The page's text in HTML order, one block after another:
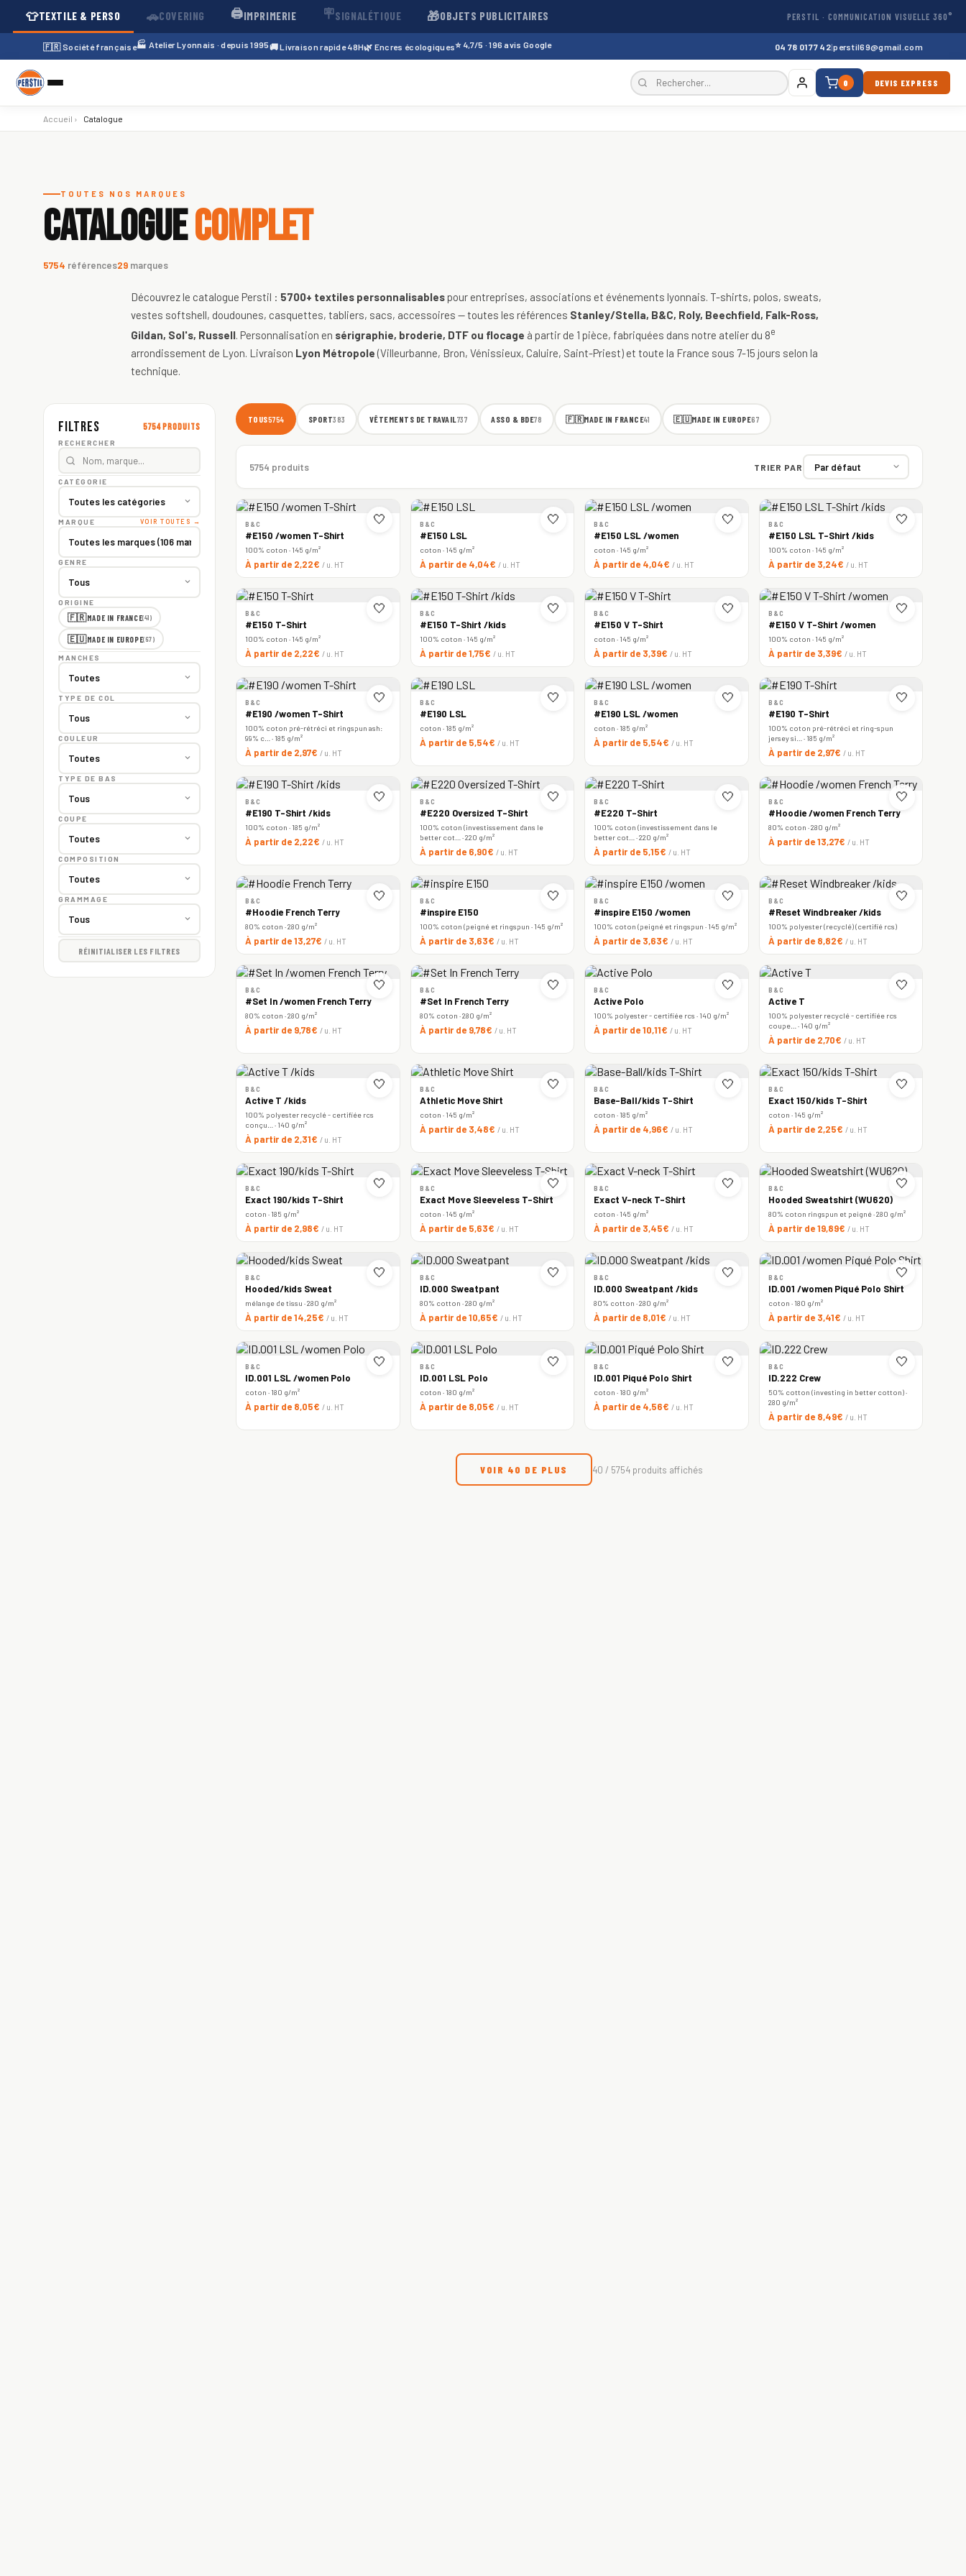
👕TEXTILE & PERSO 🚗COVERING 🖨️IMPRIMERIE 🪧SIGNALÉTIQUE 🎁OBJETS PUBLICITAIRES PERSTIL · COMMUNICATION VISUELLE 360°
🇫🇷 Société française🏭 Atelier Lyonnais · depuis 1995🚚 Livraison rapide 48H🌿 Encres écologiques⭐ 4,7/5 · 196 avis Google 04 78 01 77 42|perstil69@gmail.com
0 DEVIS EXPRESS
Accueil › Catalogue
TOUTES NOS MARQUES
CATALOGUECOMPLET
5754 références29 marques
Découvrez le catalogue Perstil : 5700+ textiles personnalisables pour entreprises, associations et événements lyonnais. T-shirts, polos, sweats,
vestes softshell, doudounes, casquettes, tabliers, sacs, accessoires — toutes les références Stanley/Stella, B&C, Roly, Beechfield, Falk-Ross,
Gildan, Sol's, Russell. Personnalisation en sérigraphie, broderie, DTF ou flocage à partir de 1 pièce, fabriquées dans notre atelier du 8e
arrondissement de Lyon. Livraison Lyon Métropole (Villeurbanne, Bron, Vénissieux, Caluire, Saint-Priest) et toute la France sous 7-15 jours selon la
technique.
Filtres 5754 produits
RECHERCHER
CATÉGORIE
MARQUE VOIR TOUTES →
GENRE
ORIGINE
🇫🇷MADE IN FRANCE(41)
🇪🇺MADE IN EUROPE(67)
MANCHES
TYPE DE COL
COULEUR
TYPE DE BAS
COUPE
COMPOSITION
GRAMMAGE
RÉINITIALISER LES FILTRES
TOUS5754 SPORT383 VÊTEMENTS DE TRAVAIL737 ASSO & BDE78 🇫🇷MADE IN FRANCE41 🇪🇺MADE IN EUROPE67
5754 produits TRIER PAR
🤍
B&C
#E150 /women T-Shirt
100% coton · 145 g/m²
À partir de 2,22€ / u. HT
🤍
B&C
#E150 LSL
coton · 145 g/m²
À partir de 4,04€ / u. HT
🤍
B&C
#E150 LSL /women
coton · 145 g/m²
À partir de 4,04€ / u. HT
🤍
B&C
#E150 LSL T-Shirt /kids
100% coton · 145 g/m²
À partir de 3,24€ / u. HT
🤍
B&C
#E150 T-Shirt
100% coton · 145 g/m²
À partir de 2,22€ / u. HT
🤍
B&C
#E150 T-Shirt /kids
100% coton · 145 g/m²
À partir de 1,75€ / u. HT
🤍
B&C
#E150 V T-Shirt
coton · 145 g/m²
À partir de 3,39€ / u. HT
🤍
B&C
#E150 V T-Shirt /women
100% coton · 145 g/m²
À partir de 3,39€ / u. HT
🤍
B&C
#E190 /women T-Shirt
100% coton pré-rétréci et ringspun ash:
99% c… · 185 g/m²
À partir de 2,97€ / u. HT
🤍
B&C
#E190 LSL
coton · 185 g/m²
À partir de 5,54€ / u. HT
🤍
B&C
#E190 LSL /women
coton · 185 g/m²
À partir de 5,54€ / u. HT
🤍
B&C
#E190 T-Shirt
100% coton pré-rétréci et ring-spun
jersey si… · 185 g/m²
À partir de 2,97€ / u. HT
🤍
B&C
#E190 T-Shirt /kids
100% coton · 185 g/m²
À partir de 2,22€ / u. HT
🤍
B&C
#E220 Oversized T-Shirt
100% coton (investissement dans le
better cot… · 220 g/m²
À partir de 6,90€ / u. HT
🤍
B&C
#E220 T-Shirt
100% coton (investissement dans le
better cot… · 220 g/m²
À partir de 5,15€ / u. HT
🤍
B&C
#Hoodie /women French Terry
80% coton · 280 g/m²
À partir de 13,27€ / u. HT
🤍
B&C
#Hoodie French Terry
80% coton · 280 g/m²
À partir de 13,27€ / u. HT
🤍
B&C
#inspire E150
100% coton (peigné et ringspun · 145 g/m²
À partir de 3,63€ / u. HT
🤍
B&C
#inspire E150 /women
100% coton (peigné et ringspun · 145 g/m²
À partir de 3,63€ / u. HT
🤍
B&C
#Reset Windbreaker /kids
100% polyester (recyclé) (certifié rcs)
À partir de 8,82€ / u. HT
🤍
B&C
#Set In /women French Terry
80% coton · 280 g/m²
À partir de 9,78€ / u. HT
🤍
B&C
#Set In French Terry
80% coton · 280 g/m²
À partir de 9,78€ / u. HT
🤍
B&C
Active Polo
100% polyester - certifiée rcs · 140 g/m²
À partir de 10,11€ / u. HT
🤍
B&C
Active T
100% polyester recyclé - certifiée rcs
coupe… · 140 g/m²
À partir de 2,70€ / u. HT
🤍
B&C
Active T /kids
100% polyester recyclé - certifiée rcs
conçu… · 140 g/m²
À partir de 2,31€ / u. HT
🤍
B&C
Athletic Move Shirt
coton · 145 g/m²
À partir de 3,48€ / u. HT
🤍
B&C
Base-Ball/kids T-Shirt
coton · 185 g/m²
À partir de 4,96€ / u. HT
🤍
B&C
Exact 150/kids T-Shirt
coton · 145 g/m²
À partir de 2,25€ / u. HT
🤍
B&C
Exact 190/kids T-Shirt
coton · 185 g/m²
À partir de 2,98€ / u. HT
🤍
B&C
Exact Move Sleeveless T-Shirt
coton · 145 g/m²
À partir de 5,63€ / u. HT
🤍
B&C
Exact V-neck T-Shirt
coton · 145 g/m²
À partir de 3,45€ / u. HT
🤍
B&C
Hooded Sweatshirt (WU620)
80% coton ringspun et peigné · 280 g/m²
À partir de 19,89€ / u. HT
🤍
B&C
Hooded/kids Sweat
mélange de tissu · 280 g/m²
À partir de 14,25€ / u. HT
🤍
B&C
ID.000 Sweatpant
80% cotton · 280 g/m²
À partir de 10,65€ / u. HT
🤍
B&C
ID.000 Sweatpant /kids
80% cotton · 280 g/m²
À partir de 8,01€ / u. HT
🤍
B&C
ID.001 /women Piqué Polo Shirt
coton · 180 g/m²
À partir de 3,41€ / u. HT
🤍
B&C
ID.001 LSL /women Polo
coton · 180 g/m²
À partir de 8,05€ / u. HT
🤍
B&C
ID.001 LSL Polo
coton · 180 g/m²
À partir de 8,05€ / u. HT
🤍
B&C
ID.001 Piqué Polo Shirt
coton · 180 g/m²
À partir de 4,56€ / u. HT
🤍
B&C
ID.222 Crew
50% cotton (investing in better cotton) ·
280 g/m²
À partir de 8,49€ / u. HT
VOIR 40 DE PLUS 40 / 5754 produits affichés